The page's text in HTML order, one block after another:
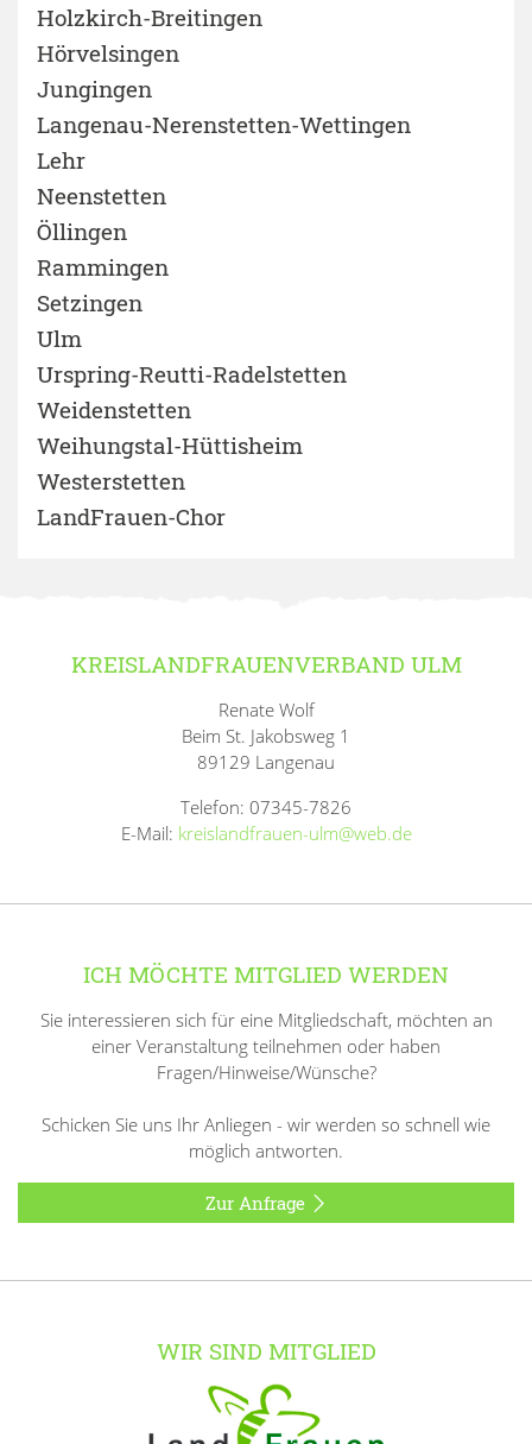
Holzkirch-Breitingen
Hörvelsingen
Jungingen
Langenau-Nerenstetten-Wettingen
Lehr
Neenstetten
Öllingen
Rammingen
Setzingen
Ulm
Urspring-Reutti-Radelstetten
Weidenstetten
Weihungstal-Hüttisheim
Westerstetten
LandFrauen-Chor
KREISLANDFRAUENVERBAND ULM
Renate Wolf
Beim St. Jakobsweg 1
89129 Langenau
Telefon: 07345-7826
E-Mail: kreislandfrauen-ulm@web.de
ICH MÖCHTE MITGLIED WERDEN
Sie interessieren sich für eine Mitgliedschaft, möchten an
einer Veranstaltung teilnehmen oder haben
Fragen/Hinweise/Wünsche?
Schicken Sie uns Ihr Anliegen - wir werden so schnell wie
möglich antworten.
Zur Anfrage
WIR SIND MITGLIED